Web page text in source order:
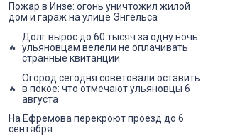
Пожар в Инзе: огонь уничтожил жилой
дом и гараж на улице Энгельса
Долг вырос до 60 тысяч за одну ночь:
ульяновцам велели не оплачивать
странные квитанции
Огород сегодня советовали оставить
в покое: что отмечают ульяновцы 6
августа
На Ефремова перекроют проезд до 6
сентября